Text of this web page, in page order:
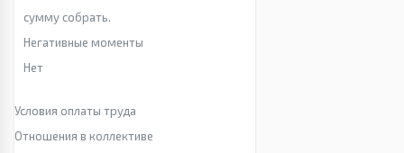
сумму собрать.
Негативные моменты
Нет
Условия оплаты труда
Отношения в коллективе